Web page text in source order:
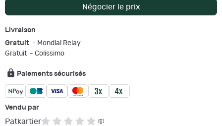
Négocier le prix
Livraison
Gratuit - Mondial Relay
Gratuit - Colissimo
Paiements sécurisés
Vendu par
Patkartier (0)